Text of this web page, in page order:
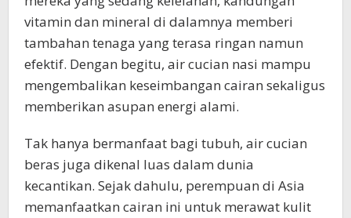
vitamin dan mineral di dalamnya memberi
tambahan tenaga yang terasa ringan namun
efektif. Dengan begitu, air cucian nasi mampu
mengembalikan keseimbangan cairan sekaligus
memberikan asupan energi alami.
Tak hanya bermanfaat bagi tubuh, air cucian
beras juga dikenal luas dalam dunia
kecantikan. Sejak dahulu, perempuan di Asia
memanfaatkan cairan ini untuk merawat kulit